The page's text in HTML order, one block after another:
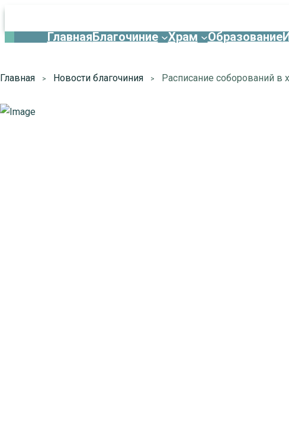
ГлавнаяБлагочиние Храм Образование
Главная Новости благочиния Расписание соборований в